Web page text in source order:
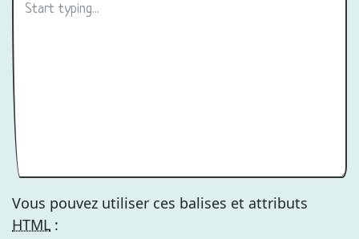
Vous pouvez utiliser ces balises et attributs
HTML :